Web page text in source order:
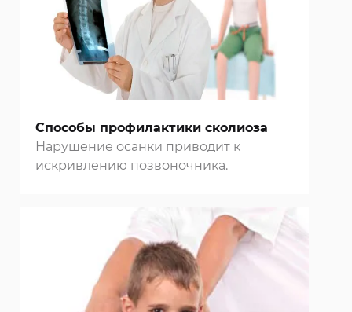
Способы профилактики сколиоза
Нарушение осанки приводит к
искривлению позвоночника.